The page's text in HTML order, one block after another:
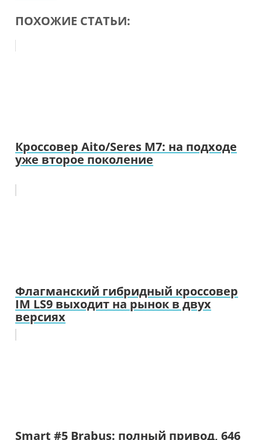
ПОХОЖИЕ СТАТЬИ:
Кроссовер Aito/Seres M7: на подходе
уже второе поколение
Флагманский гибридный кроссовер
IM LS9 выходит на рынок в двух
версиях
Smart #5 Brabus: полный привод, 646